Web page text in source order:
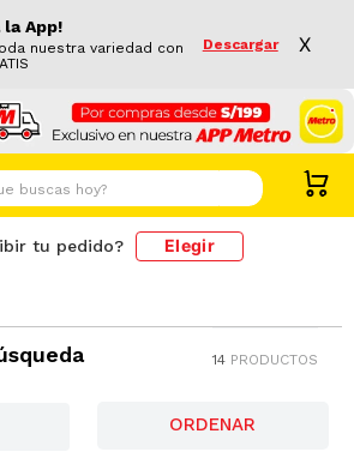
la App!
nuestra variedad con
Descargar X
hoy?
tu pedido? Elegir
14 PRODUCTOS